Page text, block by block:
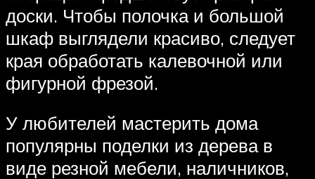
доски. Чтобы полочка и большой
шкаф выглядели красиво, следует
края обработать калевочной или
фигурной фрезой.
У любителей мастерить дома
популярны поделки из дерева в
виде резной мебели, наличников,